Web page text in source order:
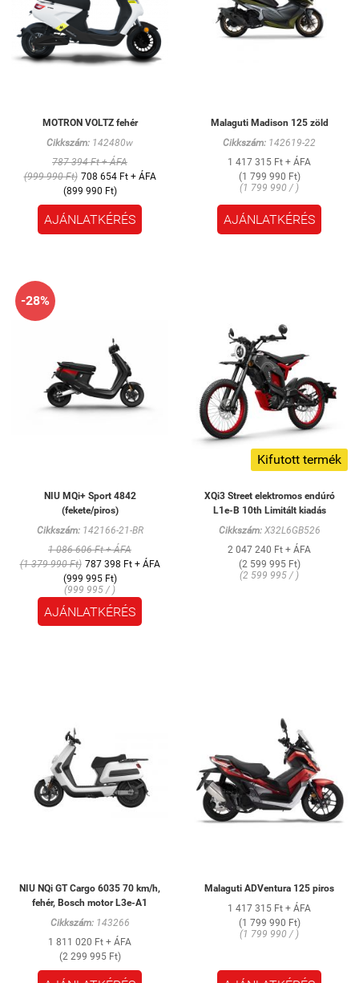
MOTRON VOLTZ fehér
Cikkszám: 142480w
787 394 Ft + ÁFA
(999 990 Ft) 708 654 Ft + ÁFA
(899 990 Ft)
AJÁNLATKÉRÉS
Malaguti Madison 125 zöld
Cikkszám: 142619-22
1 417 315 Ft + ÁFA
(1 799 990 Ft)
(1 799 990 / )
AJÁNLATKÉRÉS
-28%
NIU MQi+ Sport 4842
(fekete/piros)
Cikkszám:142166-21-BR
1 086 606 Ft + ÁFA
(1 379 990 Ft) 787 398 Ft + ÁFA
(999 995 Ft)
(999 995 / )
AJÁNLATKÉRÉS
Kifutott termék
XQi3 Street elektromos endúró
L1e-B 10th Limitált kiadás
Cikkszám:X32L6GB526
2 047 240 Ft + ÁFA
(2 599 995 Ft)
(2 599 995 / )
NIU NQi GT Cargo 6035 70 km/h,
fehér, Bosch motor L3e-A1
Cikkszám:143266
1 811 020 Ft + ÁFA
(2 299 995 Ft)
Malaguti ADVentura 125 piros
1 417 315 Ft + ÁFA
(1 799 990 Ft)
(1 799 990 / )